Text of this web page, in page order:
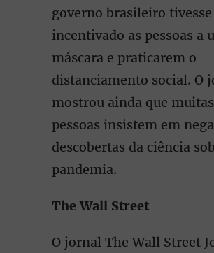
governo brasileiro tivesse
incentivado as pessoas a
máscara e praticarem o
distanciamento social. O
mostrou ainda que muitas
pessoas insistem em
descobertas da ciência
pandemia.
The Wall Street
O jornal The Wall Street